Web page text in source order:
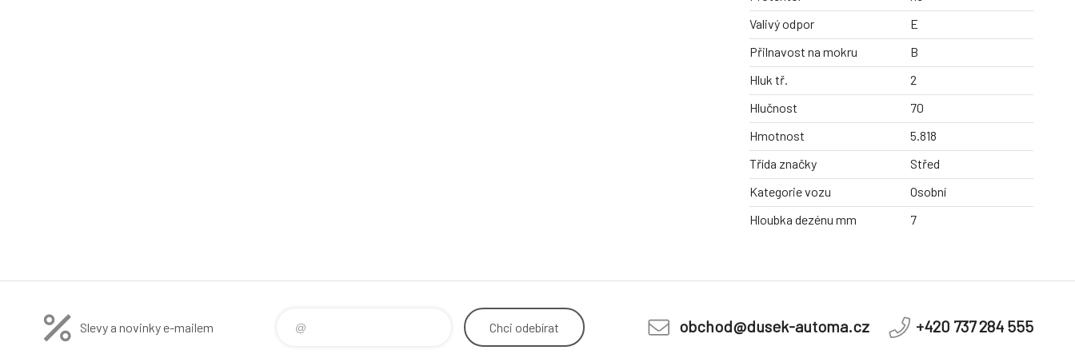
Valivý odpor
E
Přilnavost na mokru
B
Hluk tř.
2
Hlučnost
70
Hmotnost
5.818
Třída značky
Střed
Kategorie vozu
Osobní
Hloubka dezénu mm
7
Slevy a novinky e-mailem Chci odebírat obchod@dusek-automa.cz +420 737 284 555